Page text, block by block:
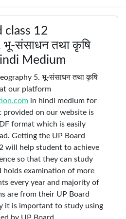
class 12
संसाधन तथा कृषि
Medium
5. भू-संसाधन तथा कृषि
our platform
in hindi medium for
on our website is
format which is easily
Getting the UP Board
will help student to achieve
so that they can study
holds examination of more
every year and majority of
are from their UP Board
it is important to study using
by UP Board.